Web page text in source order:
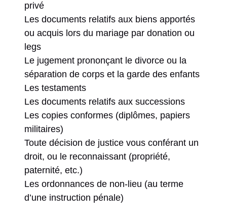
privé
Les documents relatifs aux biens apportés
ou acquis lors du mariage par donation ou
legs
Le jugement prononçant le divorce ou la
séparation de corps et la garde des enfants
Les testaments
Les documents relatifs aux successions
Les copies conformes (diplômes, papiers
militaires)
Toute décision de justice vous conférant un
droit, ou le reconnaissant (propriété,
paternité, etc.)
Les ordonnances de non-lieu (au terme
d’une instruction pénale)